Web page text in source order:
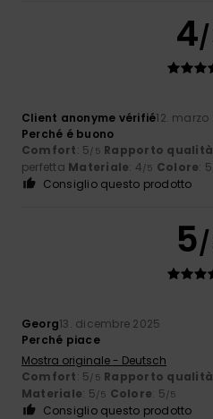
4
Client anonyme vérifié12. marzo
Perché é buono
Comfort: 5/5 Rapporto
perfetta Materiale: 4/5 Colore: 5
Consiglio questo prodotto
5
Georg13. dicembre 2025
Perché piace
Mostra originale - Deutsch
Comfort: 5/5 Rapporto
Materiale: 5/5 Colore: 5/5
Consiglio questo prodotto